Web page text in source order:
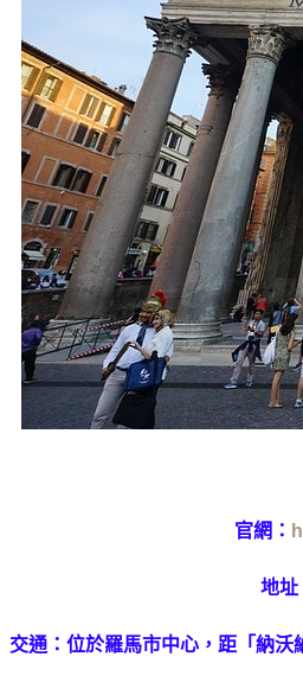
官網：
地址
交通：位於羅馬市中心，距「納